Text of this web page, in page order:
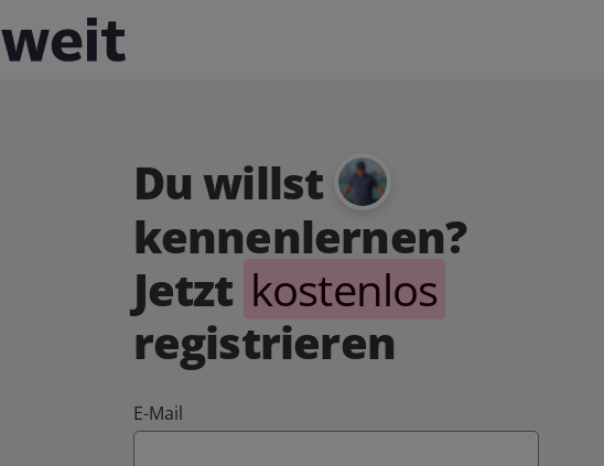
Du willst
kennenlernen?
Jetzt kostenlos
registrieren
E-Mail